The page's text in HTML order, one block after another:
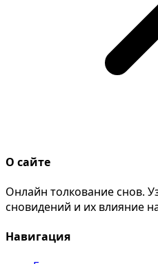
О сайте
Онлайн толкование снов.
сновидений и их влияние
Навигация